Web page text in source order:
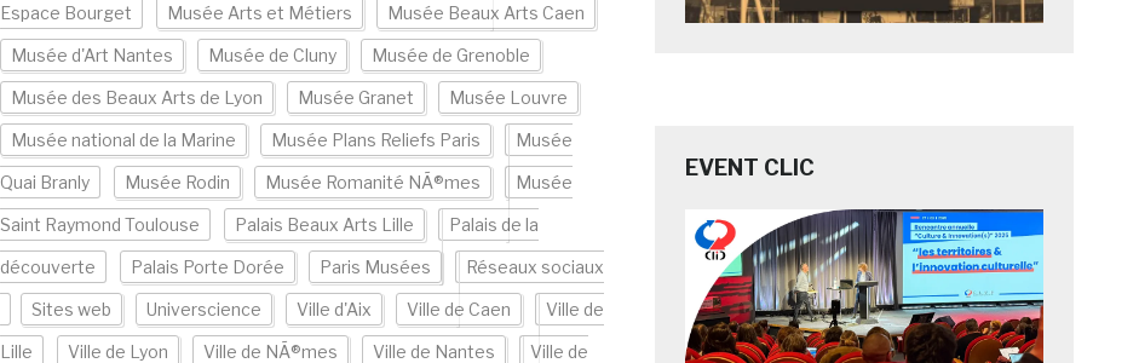
Espace Bourget Musée Arts et Métiers Musée Beaux Arts Caen
Musée d'Art Nantes Musée de Cluny Musée de Grenoble
Musée des Beaux Arts de Lyon Musée Granet Musée Louvre
Musée national de la Marine Musée Plans Reliefs Paris Musée
Quai Branly Musée Rodin Musée Romanité NÃ®mes Musée
Saint Raymond Toulouse Palais Beaux Arts Lille Palais de la
découverte Palais Porte Dorée Paris Musées Réseaux sociaux
Sites web Universcience Ville d'Aix Ville de Caen Ville de
Lille Ville de Lyon Ville de NÃ®mes Ville de Nantes Ville de
EVENT CLIC